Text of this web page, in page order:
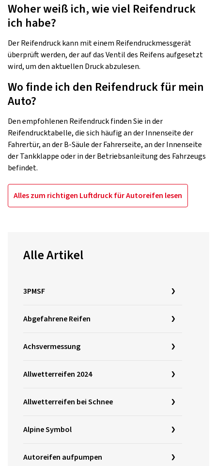
Woher weiß ich, wie viel Reifendruck
ich habe?
Der Reifendruck kann mit einem Reifendruckmessgerät
überprüft werden, der auf das Ventil des Reifens aufgesetzt
wird, um den aktuellen Druck abzulesen.
Wo finde ich den Reifendruck für mein
Auto?
Den empfohlenen Reifendruck finden Sie in der
Reifendrucktabelle, die sich häufig an der Innenseite der
Fahrertür, an der B-Säule der Fahrerseite, an der Innenseite
der Tankklappe oder in der Betriebsanleitung des Fahrzeugs
befindet.
Alles zum richtigen Luftdruck für Autoreifen lesen
Alle Artikel
3PMSF
Abgefahrene Reifen
Achsvermessung
Allwetterreifen 2024
Allwetterreifen bei Schnee
Alpine Symbol
Autoreifen aufpumpen